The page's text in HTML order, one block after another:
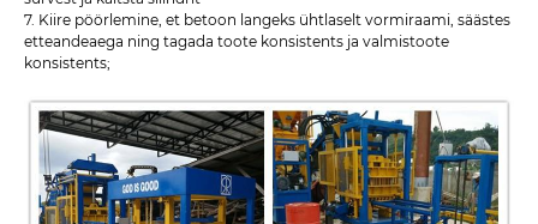
7. Kiire pöörlemine, et betoon langeks ühtlaselt vormiraami, säästes
etteandeaega ning tagada toote konsistents ja valmistoote
konsistents;